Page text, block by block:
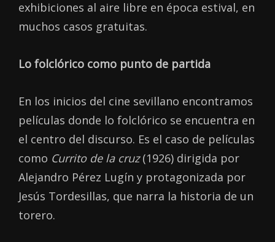
exhibiciones al aire libre en época estival, en
muchos casos gratuitas.
Lo folclórico como punto de partida
En los inicios del cine sevillano encontramos
películas donde lo folclórico se encuentra en
el centro del discurso. Es el caso de películas
como Currito de la cruz(1926) dirigida por
Alejandro Pérez Lugín y protagonizada por
Jesús Tordesillas, que narra la historia de un
torero.